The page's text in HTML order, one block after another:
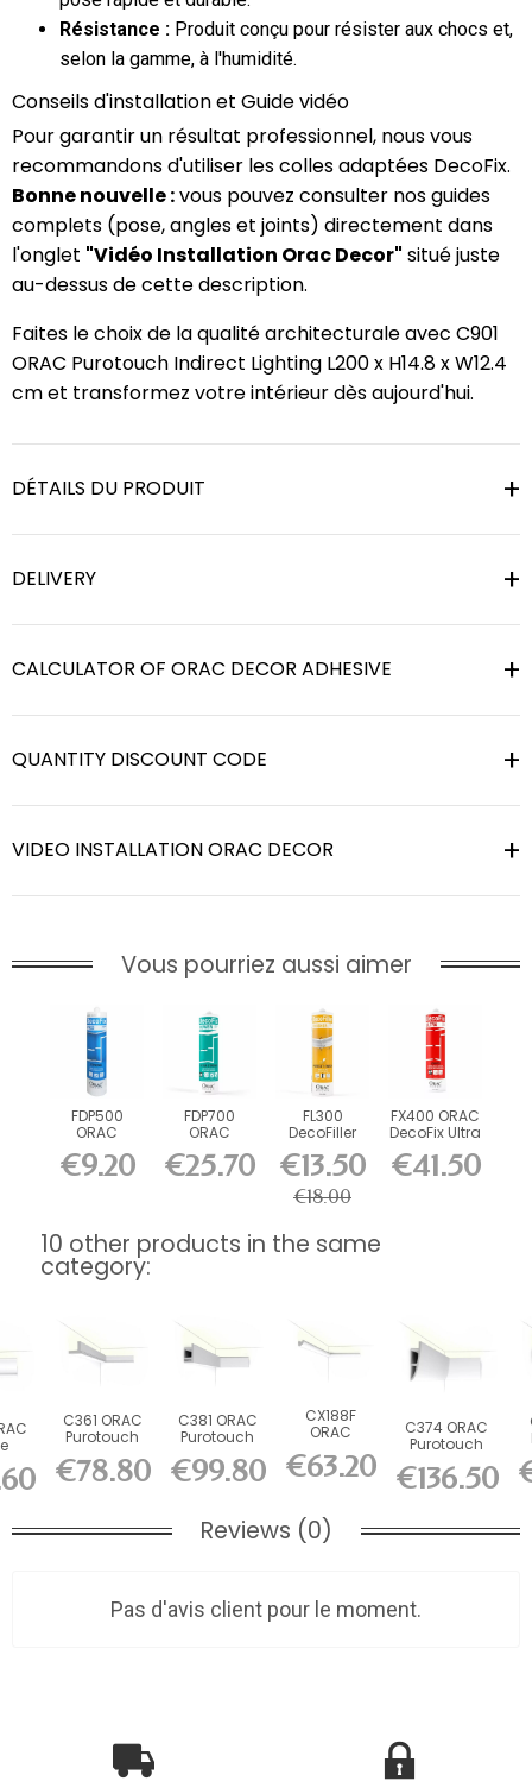
Résistance : Produit conçu pour résister aux chocs et,
selon la gamme, à l'humidité.
Conseils d'installation et Guide vidéo
Pour garantir un résultat professionnel, nous vous
recommandons d'utiliser les colles adaptées DecoFix.
Bonne nouvelle :vous pouvez consulter nos guides
complets (pose, angles et joints) directement dans
l'onglet "Vidéo Installation Orac Decor" situé juste
au-dessus de cette description.
Faites le choix de la qualité architecturale avec C901
ORAC Purotouch Indirect Lighting L200 x H14.8 x W12.4
cm et transformez votre intérieur dès aujourd'hui.
DÉTAILS DU PRODUIT
DELIVERY
CALCULATOR OF ORAC DECOR ADHESIVE
QUANTITY DISCOUNT CODE
VIDEO INSTALLATION ORAC DECOR
Vous pourriez aussi aimer
FDP500
ORAC
DecoFix Pro
310 ml
€9.20
FDP700
ORAC
DecoFix
Power 290
ml
€25.70
FL300
DecoFiller
€13.50
€18.00
FX400 ORAC
DecoFix Ultra
€41.50
10 other products in the same
category:
C361 ORAC
Purotouch
Indirect
Lighting
L200...
€78.80
C381 ORAC
Purotouch
Indirect
Lighting
L200...
€99.80
CX188F
ORAC
Durofoam
flexible
cornice
€63.20
C374 ORAC
Purotouch
Indirect
Lighting
L200...
€136.50
Reviews (0)
Pas d'avis client pour le moment.